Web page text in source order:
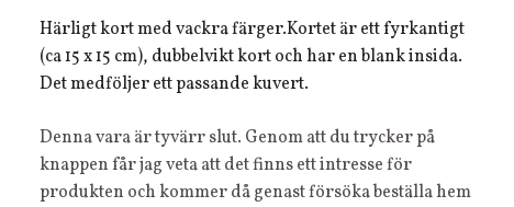
Härligt kort med vackra färger.Kortet är ett fyrkantigt
(ca 15 x 15 cm), dubbelvikt kort och har en blank insida.
Det medföljer ett passande kuvert.
Denna vara är tyvärr slut. Genom att du trycker på
knappen får jag veta att det finns ett intresse för
produkten och kommer då genast försöka beställa hem